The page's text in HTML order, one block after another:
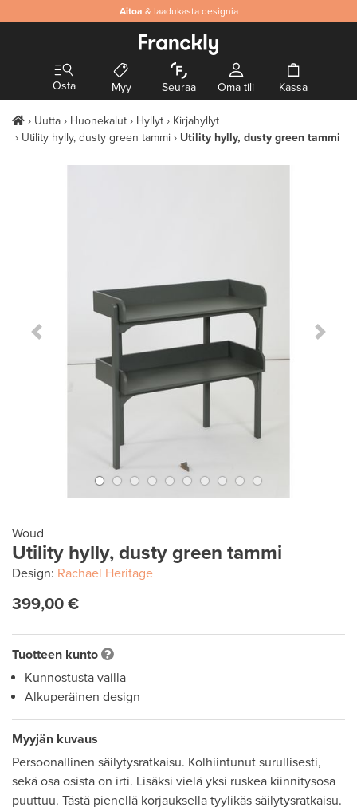
Aitoa & laadukasta designia
Osta Myy Seuraa Oma tili Kassa
Uutta Huonekalut Hyllyt
Kirjahyllyt
Utility hylly, dusty green tammi
Utility hylly, dusty green tammi
Previous Slide Next
Woud
Utility hylly, dusty green tammi
Design: Rachael Heritage
399,00 €
Tuotteen kunto
Kunnostusta vailla
Alkuperäinen design
Myyjän kuvaus
Persoonallinen säilytysratkaisu. Kolhiintunut surullisesti,
sekä osa osista on irti. Lisäksi vielä yksi ruskea kiinnitysosa
puuttuu. Tästä pienellä korjauksella tyylikäs säilytysratkaisu.